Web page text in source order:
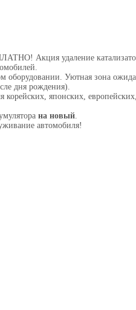
Акция удаление
оборудовании. Уютная зона
дня рождения).
корейских, японских,
на новый.
автомобиля!